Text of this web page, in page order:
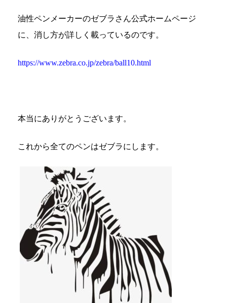
油性ペンメーカーのゼブラさん公式ホームページ
に、消し方が詳しく載っているのです。
https://www.zebra.co.jp/zebra/ball10.html
本当にありがとうございます。
これから全てのペンはゼブラにします。